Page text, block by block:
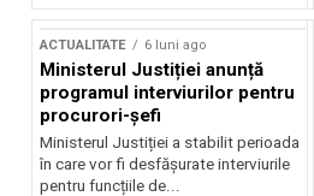
ACTUALITATE 6 luni ago
Ministerul Justiției anunță
programul interviurilor pentru
procurori-șefi
Ministerul Justiției a stabilit perioada
în care vor fi desfășurate interviurile
pentru funcțiile de...